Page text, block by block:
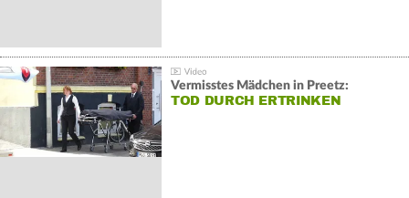
Vermisstes Mädchen in Preetz:
TOD DURCH ERTRINKEN